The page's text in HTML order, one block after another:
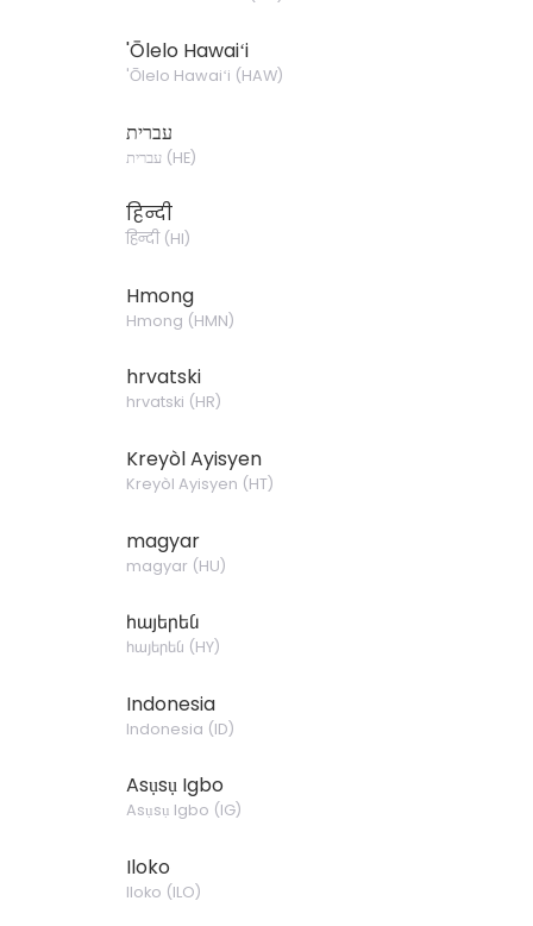
'Ōlelo Hawaiʻi
'Ōlelo Hawaiʻi (HAW)
עברית
עברית(HE)
हिन्दी
हिन्दी(HI)
Hmong
Hmong (HMN)
hrvatski
hrvatski (HR)
Kreyòl Ayisyen
Kreyòl Ayisyen (HT)
magyar
magyar (HU)
հայերեն
հայերեն (HY)
Indonesia
Indonesia (ID)
Asụsụ Igbo
Asụsụ Igbo (IG)
Iloko
Iloko (ILO)